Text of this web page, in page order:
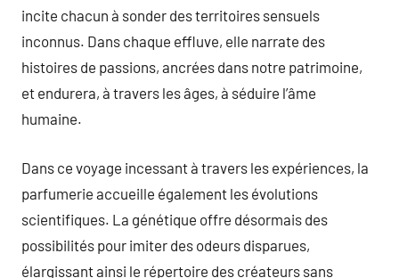
incite chacun à sonder des territoires sensuels
inconnus. Dans chaque effluve, elle narrate des
histoires de passions, ancrées dans notre patrimoine,
et endurera, à travers les âges, à séduire l’âme
humaine.
Dans ce voyage incessant à travers les expériences, la
parfumerie accueille également les évolutions
scientifiques. La génétique offre désormais des
possibilités pour imiter des odeurs disparues,
élargissant ainsi le répertoire des créateurs sans